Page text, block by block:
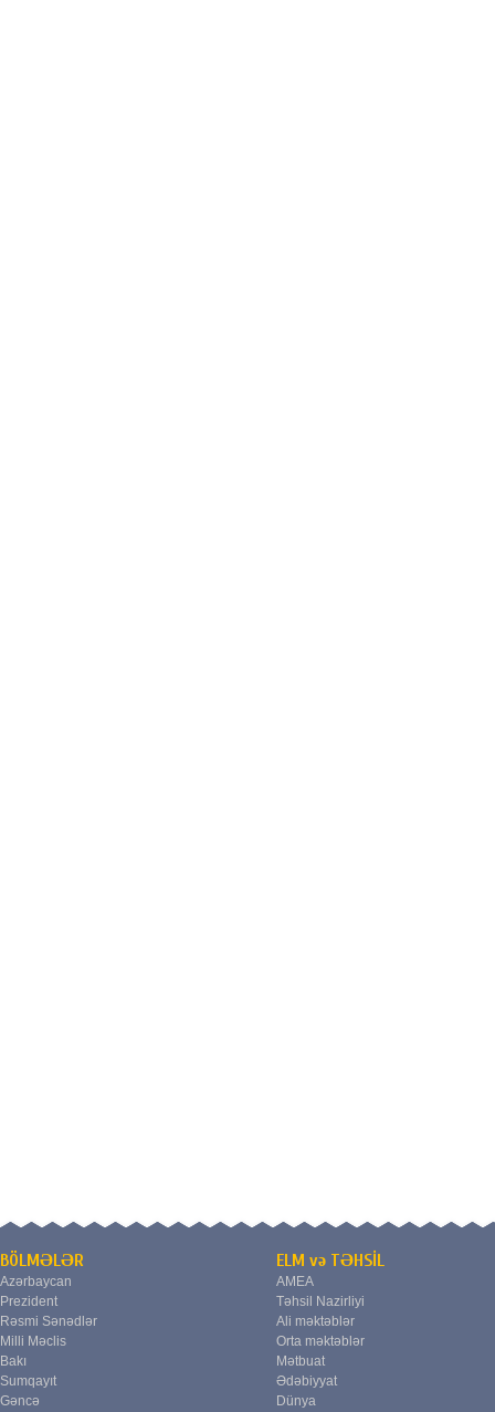
BÖLMƏLƏR
Azərbaycan
Prezident
Rəsmi Sənədlər
Milli Məclis
Bakı
Sumqayıt
Gəncə
ELM və TƏHSİL
AMEA
Təhsil Nazirliyi
Ali məktəblər
Orta məktəblər
Mətbuat
Ədəbiyyat
Dünya